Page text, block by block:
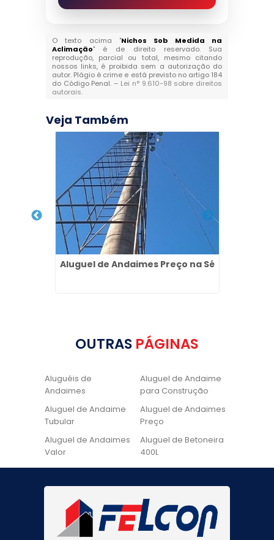
O texto acima "Nichos Sob Medida na
Aclimação" é de direito reservado. Sua
reprodução, parcial ou total, mesmo citando
nossos links, é proibida sem a autorização do
autor. Plágio é crime e está previsto no artigo 184
do Código Penal. – Lei n° 9.610-98 sobre direitos
autorais.
Veja Também
Aluguel de Andaimes Preço na Sé
OUTRAS PÁGINAS
Aluguéis de
Andaimes
Aluguel de Andaime
para Construção
Aluguel de Andaime
Tubular
Aluguel de Andaimes
Preço
Aluguel de Andaimes
Valor
Aluguel de Betoneira
400L
Aluguel de Betoneira
Cadeira de Pintura
Locação de Andaime
Preço
Locação de Andaime
Tubular
Locação de Andaime
Locação de